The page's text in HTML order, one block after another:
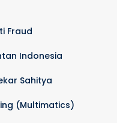
Fraud
Indonesia
Sahitya
(Multimatics)